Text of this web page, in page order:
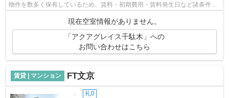
物件を数多く保有しているため、賃料・初期費用・賃料発生日など諸条件を
何でもご相談くださいませ！！
現在空室情報がありません。
「アクアグレイス千駄木」への
お問い合わせはこちら
賃貸 | マンション FT文京
礼0